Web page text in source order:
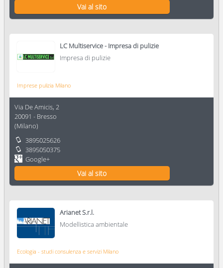
Vai al sito
LC Multiservice - Impresa di pulizie
Impresa di pulizie
Imprese pulizia Milano
Via De Amicis, 2
20091 - Bresso
(Milano)
3895025626
3895050375
Google+
Vai al sito
Arianet S.r.l.
Modellistica ambientale
Ecologia - studi consulenza e servizi Milano